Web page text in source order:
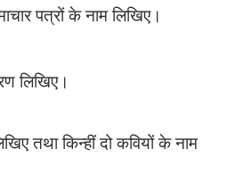
पत्रों के नाम लिखिए।
लिखिए।
तथा किन्हीं दो कवियों के नाम